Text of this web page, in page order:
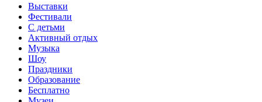
Выставки
Фестивали
С детьми
Активный отдых
Музыка
Шоу
Праздники
Образование
Бесплатно